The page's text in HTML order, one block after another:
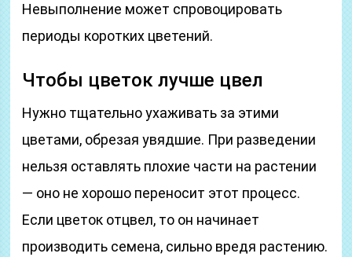
Невыполнение может спровоцировать
периоды коротких цветений.
Чтобы цветок лучше цвел
Нужно тщательно ухаживать за этими
цветами, обрезая увядшие. При разведении
нельзя оставлять плохие части на растении
— оно не хорошо переносит этот процесс.
Если цветок отцвел, то он начинает
производить семена, сильно вредя растению.